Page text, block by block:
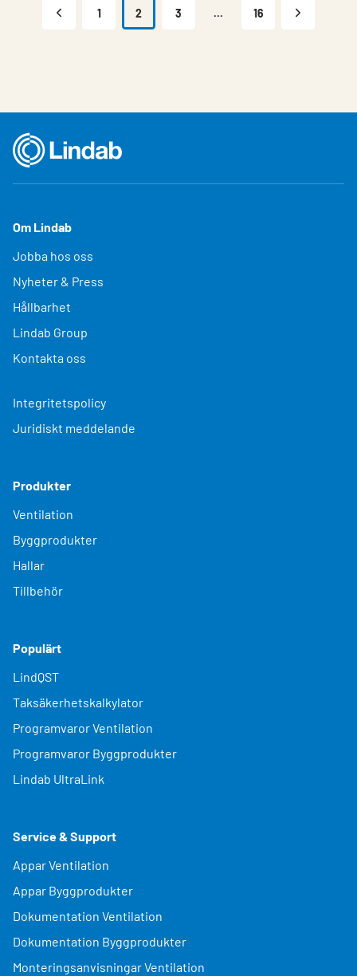
1 2 3 ... 16
Om Lindab
Jobba hos oss
Nyheter & Press
Hållbarhet
Lindab Group
Kontakta oss
Integritetspolicy
Juridiskt meddelande
Produkter
Ventilation
Byggprodukter
Hallar
Tillbehör
Populärt
LindQST
Taksäkerhetskalkylator
Programvaror Ventilation
Programvaror Byggprodukter
Lindab UltraLink
Service & Support
Appar Ventilation
Appar Byggprodukter
Dokumentation Ventilation
Dokumentation Byggprodukter
Monteringsanvisningar Ventilation